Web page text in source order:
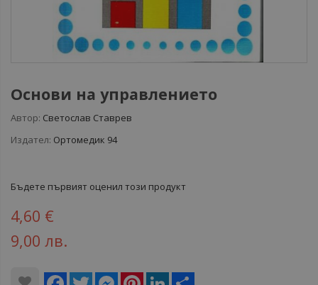
Основи на управлението
Автор: Светослав Ставрев
Издател: Ортомедик 94
Бъдете първият оценил този продукт
4,60 €
9,00 лв.
Facebook
Twitter MessengerPinterestLinkedIn